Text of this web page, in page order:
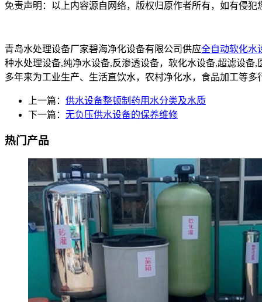
免责声明：以上内容源自网络，版权归原作者所有，如有侵
青岛水处理设备厂家碧海净化设备有限公司供应全自动软化水
种水处理设备,纯净水设备,反渗透设备，软化水设备,超滤设
多年来为工业生产、生活直饮水，农村净化水，食品加工等
上一篇： 供水设备整顿制药用水分类及水质
下一篇： 无负压供水设备的保养维修
热门产品